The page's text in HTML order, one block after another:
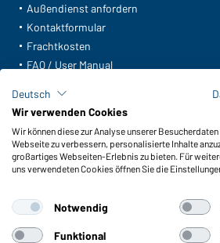
Außendienst anfordern
Kontaktformular
Frachtkosten
FAQ / User Manual
Meldeportal nach Hinweisgeberschutz
Funktionen & Pflege
Produkteigenschaften
Pflegehinweise
Farben
Deutsch
Wir verwenden Cookies
Wir können diese zur Analyse unserer
Webseite zu verbessern, personalisierte Inhalte
großartiges Webseiten-Erlebnis zu bieten. Für
uns verwendeten Cookies öffnen Sie die
Notwendig
Funktional